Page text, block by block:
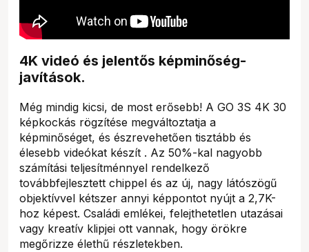
4K videó és jelentős képminőség-
javítások.
Még mindig kicsi, de most erősebb! A GO 3S 4K 30
képkockás rögzítése megváltoztatja a
képminőséget, és észrevehetően tisztább és
élesebb videókat készít . Az 50%-kal nagyobb
számítási teljesítménnyel rendelkező
továbbfejlesztett chippel és az új, nagy látószögű
objektívvel kétszer annyi képpontot nyújt a 2,7K-
hoz képest. Családi emlékei, felejthetetlen utazásai
vagy kreatív klipjei ott vannak, hogy örökre
megőrizze élethű részletekben.